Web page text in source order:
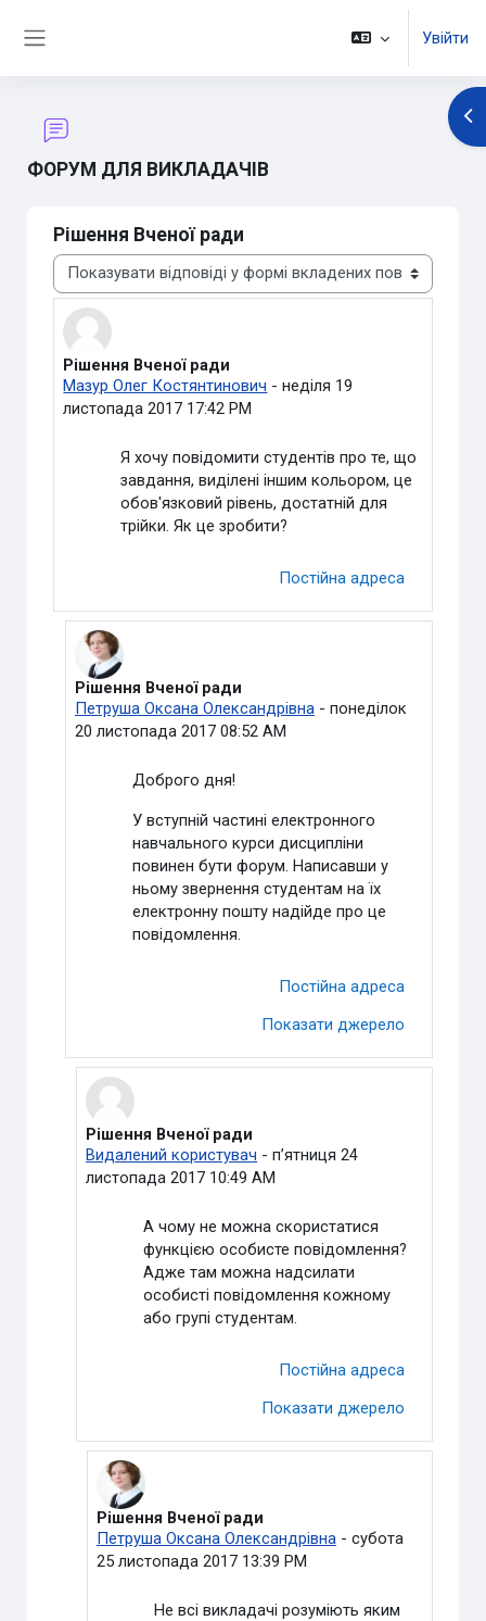
Увійти
ФОРУМ ДЛЯ ВИКЛАДАЧІВ
Рішення Вченої ради
Тип показу
Рішення Вченої ради
Мазур Олег Костянтинович -неділя 19
листопада 2017 17:42 PM
Кількість відповідей: 3
Я хочу повідомити студентів про те, що
завдання, виділені іншим кольором, це
обов'язковий рівень, достатній для
трійки. Як це зробити?
Постійна адреса
У відповідь на Мазур Олег Костянтинович
Рішення Вченої ради
Петруша Оксана Олександрівна- понеділок
20 листопада 2017 08:52 AM
Доброго дня!
У вступній частині електронного
навчального курси дисципліни
повинен бути форум. Написавши у
ньому звернення студентам на їх
електронну пошту надійде про це
повідомлення.
Постійна адреса
Показати джерело
У відповідь на Петруша Оксана Олександрівна
Рішення Вченої ради
Видалений користувач -пʼятниця 24
листопада 2017 10:49 AM
А чому не можна скористатися
функцією особисте повідомлення?
Адже там можна надсилати
особисті повідомлення кожному
або групі студентам.
Постійна адреса
Показати джерело
У відповідь на Видалений користувач
Рішення Вченої ради
Петруша Оксана Олександрівна- субота
25 листопада 2017 13:39 PM
Не всі викладачі розуміють яким